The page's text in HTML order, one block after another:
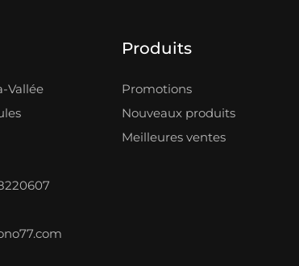
Vallée
Produits
Promotions
Nouveaux produits
Meilleures ventes